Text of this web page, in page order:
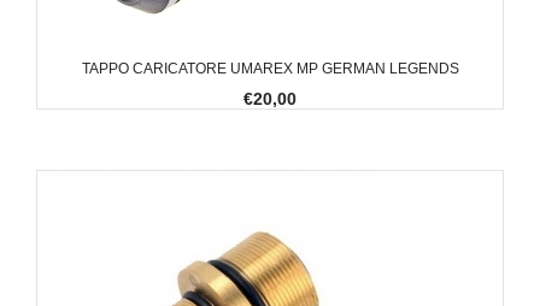
TAPPO CARICATORE UMAREX MP GERMAN LEGENDS
€20,00